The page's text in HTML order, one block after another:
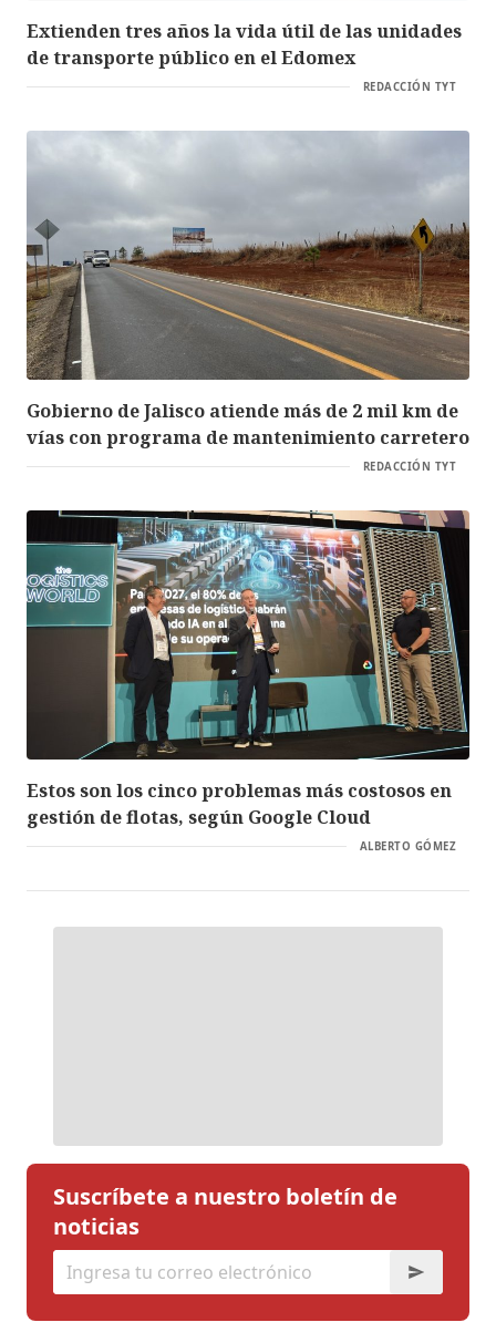
Extienden tres años la vida útil de las unidades
de transporte público en el Edomex
REDACCIÓN TYT
Gobierno de Jalisco atiende más de 2 mil km de
vías con programa de mantenimiento carretero
REDACCIÓN TYT
Estos son los cinco problemas más costosos en
gestión de flotas, según Google Cloud
ALBERTO GÓMEZ
Suscríbete a nuestro boletín de
noticias